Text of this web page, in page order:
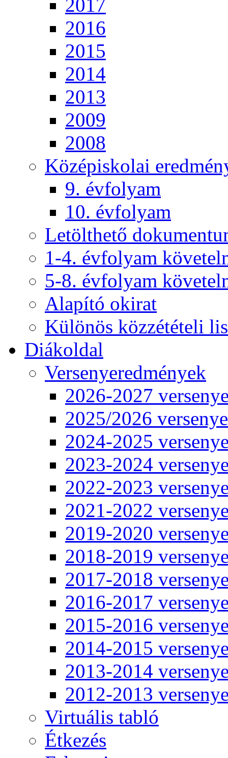
2017
2016
2015
2014
2013
2009
2008
Középiskolai
9. évfolyam
10. évfolyam
Letölthető
1-4. évfolyam
5-8. évfolyam
Alapító okirat
Különös közzétételi
Diákoldal
Versenyeredmények
2026-2027
2025/2026
2024-2025
2023-2024
2022-2023
2021-2022
2019-2020
2018-2019
2017-2018
2016-2017
2015-2016
2014-2015
2013-2014
2012-2013
Virtuális tabló
Étkezés